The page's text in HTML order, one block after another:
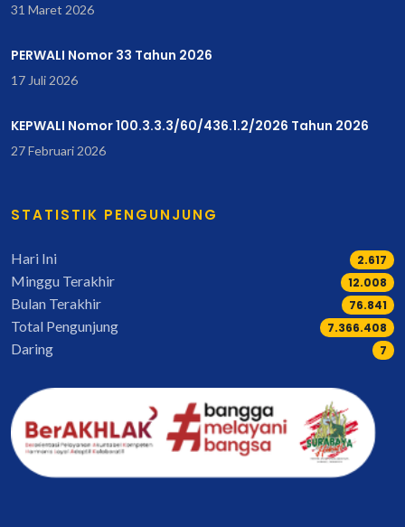
31 Maret 2026
PERWALI Nomor 33 Tahun 2026
17 Juli 2026
KEPWALI Nomor 100.3.3.3/60/436.1.2/2026 Tahun 2026
27 Februari 2026
STATISTIK PENGUNJUNG
Hari Ini 2.617
Minggu Terakhir 14.985
Bulan Terakhir 96.026
Total Pengunjung 9.207.985
Daring 7